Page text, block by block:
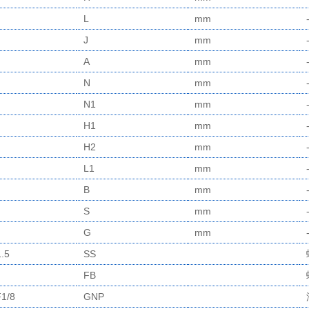
L
mm
-
J
mm
-
A
mm
-
N
mm
-
N1
mm
-
H1
mm
-
H2
mm
-
L1
mm
-
B
mm
-
S
mm
-
G
mm
-
SS
FB
8
GNP